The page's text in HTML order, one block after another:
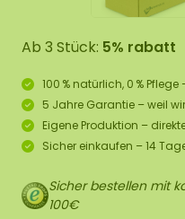
Ab 3 Stück: 5% rabatt
100 % natürlich, 0 %
5 Jahre Garantie – weil
Eigene Produktion –
Sicher einkaufen – 14
Sicher bestellen mit
100€